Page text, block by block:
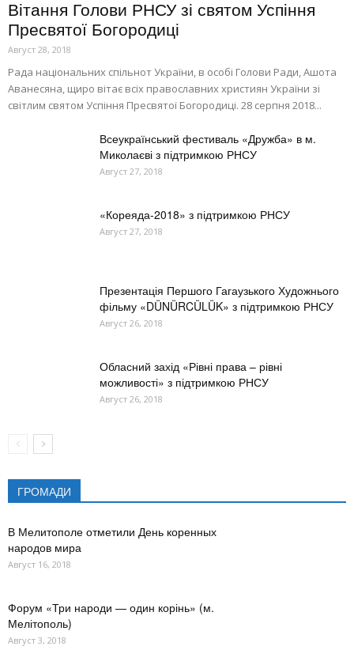
Вітання Голови РНСУ зі святом Успіння
Пресвятої Богородиці
Август 28, 2018
Рада національних спільнот України, в особі Голови Ради, Ашота
Аванесяна, щиро вітає всіх православних християн України зі
світлим святом Успіння Пресвятої Богородиці. 28 серпня 2018...
Всеукраїнський фестиваль «Дружба» в м.
Миколаєві з підтримкою РНСУ
Август 27, 2018
«Кореяда-2018» з підтримкою РНСУ
Август 27, 2018
Презентація Першого Гагаузького Художнього
фільму «DÜNÜRCÜLÜK» з підтримкою РНСУ
Август 26, 2018
Обласний захід «Рівні права – рівні
можливості» з підтримкою РНСУ
Август 26, 2018
ГРОМАДИ
В Мелитополе отметили День коренных
народов мира
Август 16, 2018
Форум «Три народи — один корінь» (м.
Мелітополь)
Август 3, 2018